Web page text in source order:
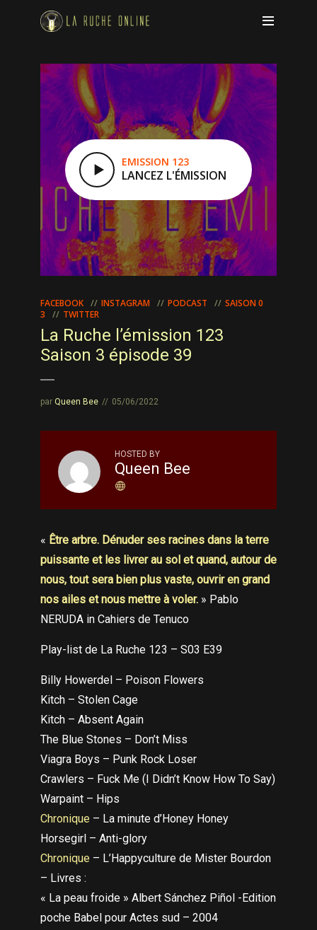
EMISSION 123
LANCEZ L'ÉMISSION
FACEBOOK INSTAGRAM PODCAST
SAISON 0
3
TWITTER
La Ruche l’émission 123
Saison 3 épisode 39
par Queen Bee 05/06/2022
HOSTED BY
Queen Bee
« Être arbre. Dénuder ses racines dans la terre
puissante et les livrer au sol et quand, autour de
nous, tout sera bien plus vaste, ouvrir en grand
nos ailes et nous mettre à voler. » Pablo
NERUDA in Cahiers de Tenuco
Play-list de La Ruche 123 – S03 E39
Billy Howerdel – Poison Flowers
Kitch – Stolen Cage
Kitch – Absent Again
The Blue Stones – Don’t Miss
Viagra Boys – Punk Rock Loser
Crawlers – Fuck Me (I Didn’t Know How To Say)
Warpaint – Hips
Chronique – La minute d’Honey Honey
Horsegirl – Anti-glory
Chronique – L’Happyculture de Mister Bourdon
– Livres :
« La peau froide » Albert Sánchez Piñol -Edition
poche Babel pour Actes sud – 2004